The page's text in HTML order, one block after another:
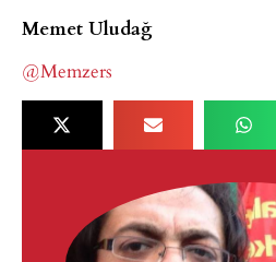
Memet Uludağ
@Memzers